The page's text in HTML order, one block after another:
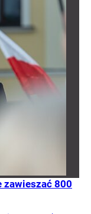
zawieszać 800